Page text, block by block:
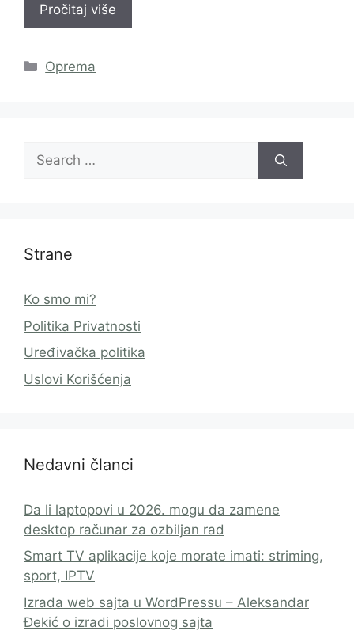
Pročitaj više
Categories
Oprema
Search
for:
Strane
Ko smo mi?
Politika Privatnosti
Uređivačka politika
Uslovi Korišćenja
Nedavni članci
Da li laptopovi u 2026. mogu da zamene
desktop računar za ozbiljan rad
Smart TV aplikacije koje morate imati: striming,
sport, IPTV
Izrada web sajta u WordPressu – Aleksandar
Đekić o izradi poslovnog sajta